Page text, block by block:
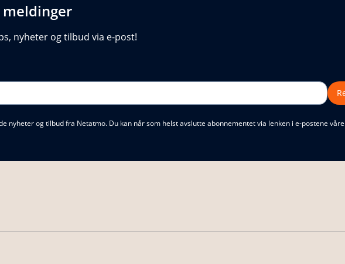
meldinger
nyheter og tilbud via e-post!
nyheter og tilbud fra Netatmo. Du kan når som helst avslutte abonnementet via lenken i e-postene